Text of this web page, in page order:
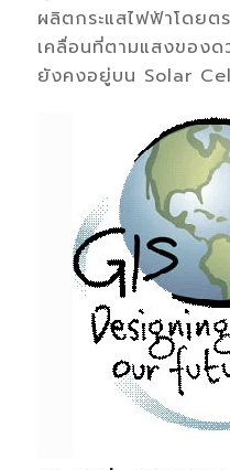
ผลิตกระแสไฟฟ้าโดย
เคลื่อนที่ตามแสงของ
ยังคงอยู่บน Solar